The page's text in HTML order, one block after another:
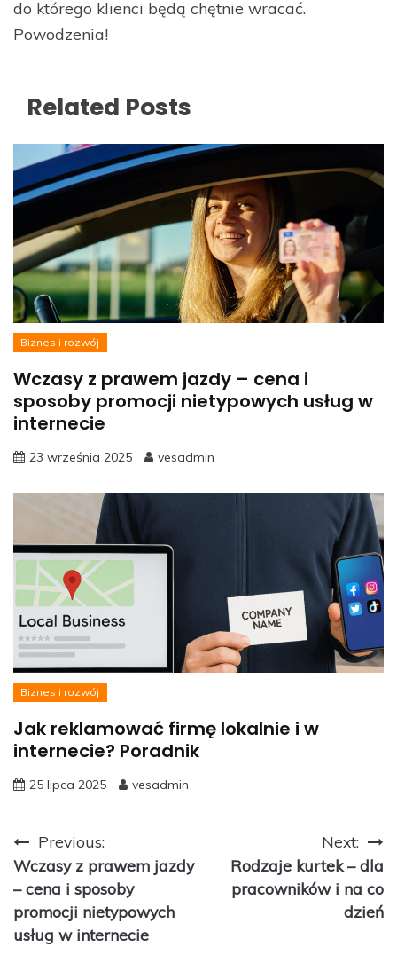
do którego klienci będą chętnie wracać.
Powodzenia!
Related Posts
Biznes i rozwój
Wczasy z prawem jazdy – cena i
sposoby promocji nietypowych usług w
internecie
23 września 2025 vesadmin
Biznes i rozwój
Jak reklamować firmę lokalnie i w
internecie? Poradnik
25 lipca 2025 vesadmin
Nawigacja
wpisu
Previous:
Wczasy z prawem jazdy
– cena i sposoby
promocji nietypowych
usług w internecie
Next:
Rodzaje kurtek – dla
pracowników i na co
dzień